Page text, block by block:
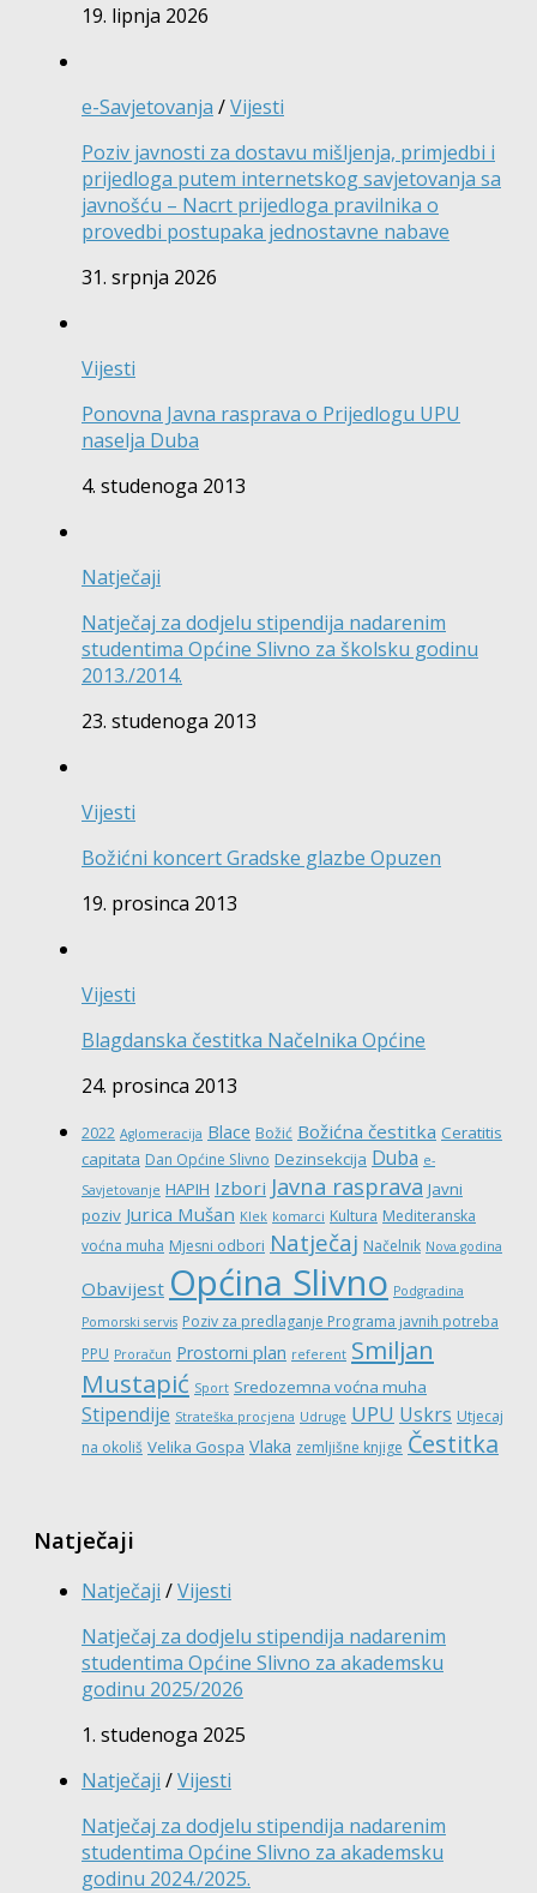
19. lipnja 2026
e-Savjetovanja /Vijesti
Poziv javnosti za dostavu mišljenja, primjedbi i
prijedloga putem internetskog savjetovanja sa
javnošću – Nacrt prijedloga pravilnika o
provedbi postupaka jednostavne nabave
31. srpnja 2026
Vijesti
Ponovna Javna rasprava o Prijedlogu UPU
naselja Duba
4. studenoga 2013
Natječaji
Natječaj za dodjelu stipendija nadarenim
studentima Općine Slivno za školsku godinu
2013./2014.
23. studenoga 2013
Vijesti
Božićni koncert Gradske glazbe Opuzen
19. prosinca 2013
Vijesti
Blagdanska čestitka Načelnika Općine
24. prosinca 2013
2022 Aglomeracija Blace Božić Božićna čestitka Ceratitis
capitata Dan Općine Slivno Dezinsekcija Duba e-
Savjetovanje HAPIH Izbori Javna rasprava Javni
poziv Jurica Mušan Klek komarci Kultura Mediteranska
voćna muha Mjesni odbori Natječaj Načelnik Nova godina
Obavijest Općina Slivno Podgradina
Pomorski servis Poziv za predlaganje Programa javnih potreba
PPU Proračun Prostorni plan referent Smiljan
Mustapić Sport Sredozemna voćna muha
Stipendije Strateška procjena Udruge UPU Uskrs Utjecaj
na okoliš Velika Gospa Vlaka zemljišne knjige Čestitka
Natječaji
Natječaji /Vijesti
Natječaj za dodjelu stipendija nadarenim
studentima Općine Slivno za akademsku
godinu 2025/2026
1. studenoga 2025
Natječaji /Vijesti
Natječaj za dodjelu stipendija nadarenim
studentima Općine Slivno za akademsku
godinu 2024./2025.